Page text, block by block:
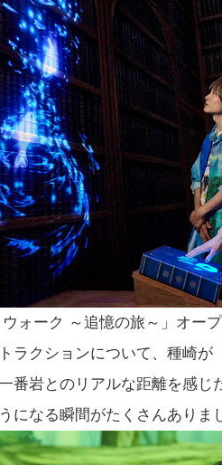
ォーク ～追憶の旅～」オー
ラクションについて、種崎
番岩とのリアルな距離を感
になる瞬間がたくさんありま